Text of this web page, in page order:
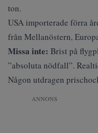
ton.
USA importerade förra
från Mellanöstern,
Missa inte: Brist på
”absoluta nödfall”.
Någon utdragen
ANNONS